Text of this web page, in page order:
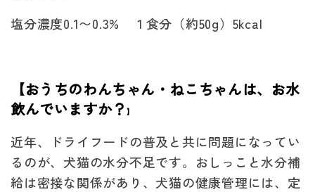
塩分濃度0.1〜0.3% １食分（約50g）5kcal
【おうちのわんちゃん・ねこちゃんは、お水
飲んでいますか？ 】
近年、ドライフードの普及と共に問題になってい
るのが、犬猫の水分不足です。おしっこと水分補
給は密接な関係があり、犬猫の健康管理には、定